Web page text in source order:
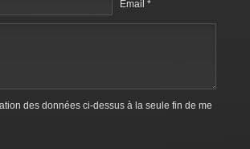
Email *
des données ci-dessus à la seule fin de me